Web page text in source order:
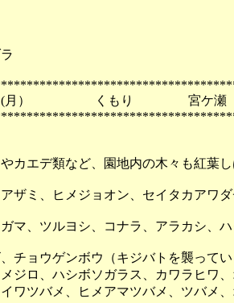
29日(月） くもり 宮ケ瀬
カエデ類など、園地内の木々も紅葉
ザミ、ヒメジョオン、セイタカアワ
マ、ツルヨシ、コナラ、アラカシ、
チョウゲンボウ（キジバトを襲って
ロ、ハシボソガラス、カワラヒワ、
ツバメ、ヒメアマツバメ、ツバメ、